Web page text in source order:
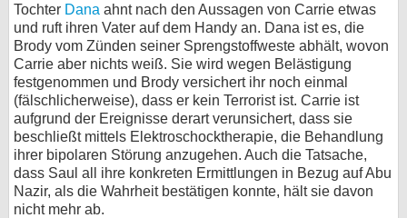
Tochter Dana ahnt nach den Aussagen von Carrie etwas
und ruft ihren Vater auf dem Handy an. Dana ist es, die
Brody vom Zünden seiner Sprengstoffweste abhält, wovon
Carrie aber nichts weiß. Sie wird wegen Belästigung
festgenommen und Brody versichert ihr noch einmal
(fälschlicherweise), dass er kein Terrorist ist. Carrie ist
aufgrund der Ereignisse derart verunsichert, dass sie
beschließt mittels Elektroschocktherapie, die Behandlung
ihrer bipolaren Störung anzugehen. Auch die Tatsache,
dass Saul all ihre konkreten Ermittlungen in Bezug auf Abu
Nazir, als die Wahrheit bestätigen konnte, hält sie davon
nicht mehr ab.